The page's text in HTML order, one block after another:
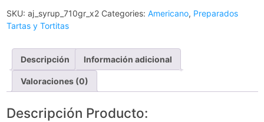
SKU: aj_syrup_710gr_x2 Categories: Americano, Preparados
Tartas y Tortitas
Descripción Información adicional
Valoraciones (0)
Descripción Producto: